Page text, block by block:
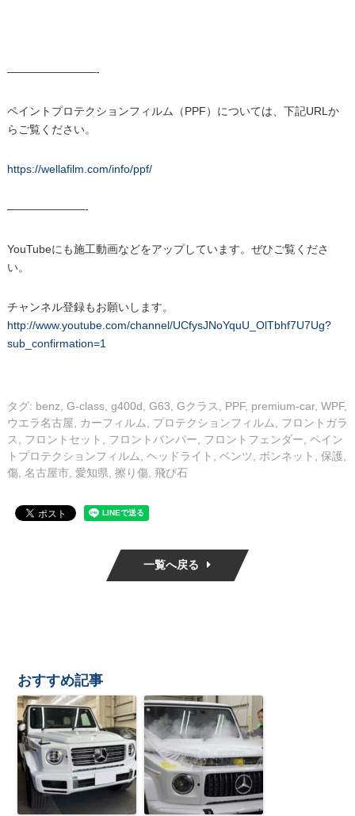
————————-
ペイントプロテクションフィルム（PPF）については、下記URLか
らご覧ください。
https://wellafilm.com/info/ppf/
———————-
YouTubeにも施工動画などをアップしています。ぜひご覧くださ
い。
チャンネル登録もお願いします。
http://www.youtube.com/channel/UCfysJNoYquU_OlTbhf7U7Ug?
sub_confirmation=1
タグ: benz G-class, g400d G63 Gクラス PPF, premium-car, WPF,
ウエラ名古屋
カーフィルム プロテクションフィルム
フロントガラ
ス
フロントセット フロントバンパー フロントフェンダー ペイン
トプロテクションフィルム
ヘッドライト ベンツ ボンネット 保護
傷, 名古屋市 愛知県 擦り傷, 飛び石
一覧へ戻る
おすすめ記事